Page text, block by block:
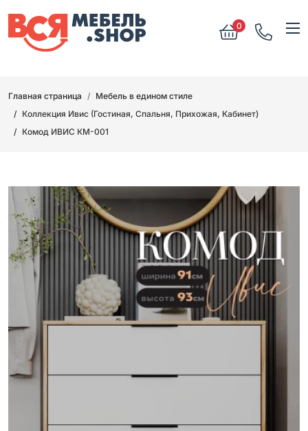
0
Главная страница
Мебель в едином стиле
Коллекция Ивис (Гостиная, Спальня, Прихожая, Кабинет)
Комод ИВИС КМ-001